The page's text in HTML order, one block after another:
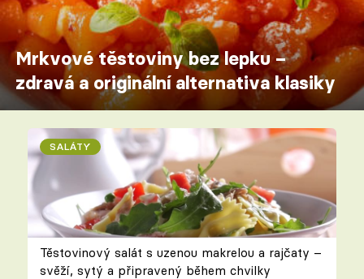
Mrkvové těstoviny bez lepku –
zdravá a originální alternativa klasiky
SALÁTY
Těstovinový salát s uzenou makrelou a rajčaty –
svěží, sytý a připravený během chvilky